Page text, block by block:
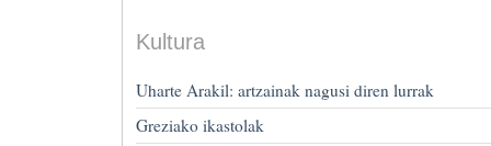
Kultura
Uharte Arakil: artzainak nagusi diren lurrak
Greziako ikastolak